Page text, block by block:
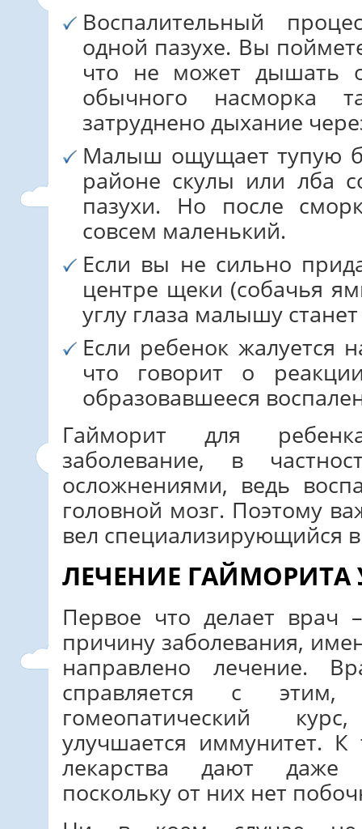
Воспалительный
одной пазухе. Вы
что не может дышать
обычного насморка
затруднено дыхание
Малыш ощущает тупую
районе скулы или лба
пазухи. Но после
совсем маленький.
Если вы не сильно
центре щеки (собачья
углу глаза малышу
Если ребенок жалуется
что говорит о
образовавшееся
Гайморит для
заболевание, в
осложнениями, ведь
головной мозг. Поэтому
вел специализирующийся
ЛЕЧЕНИЕ ГАЙМОРИТА
Первое что делает врач
причину заболевания,
направлено лечение.
справляется с этим,
гомеопатический
улучшается иммунитет.
лекарства дают даже
поскольку от них нет